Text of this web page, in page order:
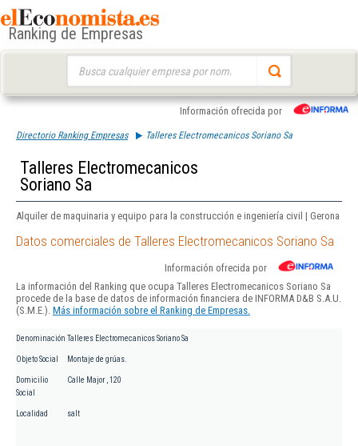
Ranking de Empresas
Información ofrecida por
Directorio Ranking Empresas Talleres Electromecanicos Soriano Sa
Talleres Electromecanicos
Soriano Sa
Alquiler de maquinaria y equipo para la construcción e ingeniería civil | Gerona
Datos comerciales de Talleres Electromecanicos Soriano Sa
Información ofrecida por
La información del Ranking que ocupa Talleres Electromecanicos Soriano Sa
procede de la base de datos de información financiera de INFORMA D&B S.A.U.
(S.M.E.). Más información sobre el Ranking de Empresas.
Denominación Talleres Electromecanicos Soriano Sa
Objeto Social Montaje de grúas.
Domicilio
Social
Calle Major , 120
Localidad salt